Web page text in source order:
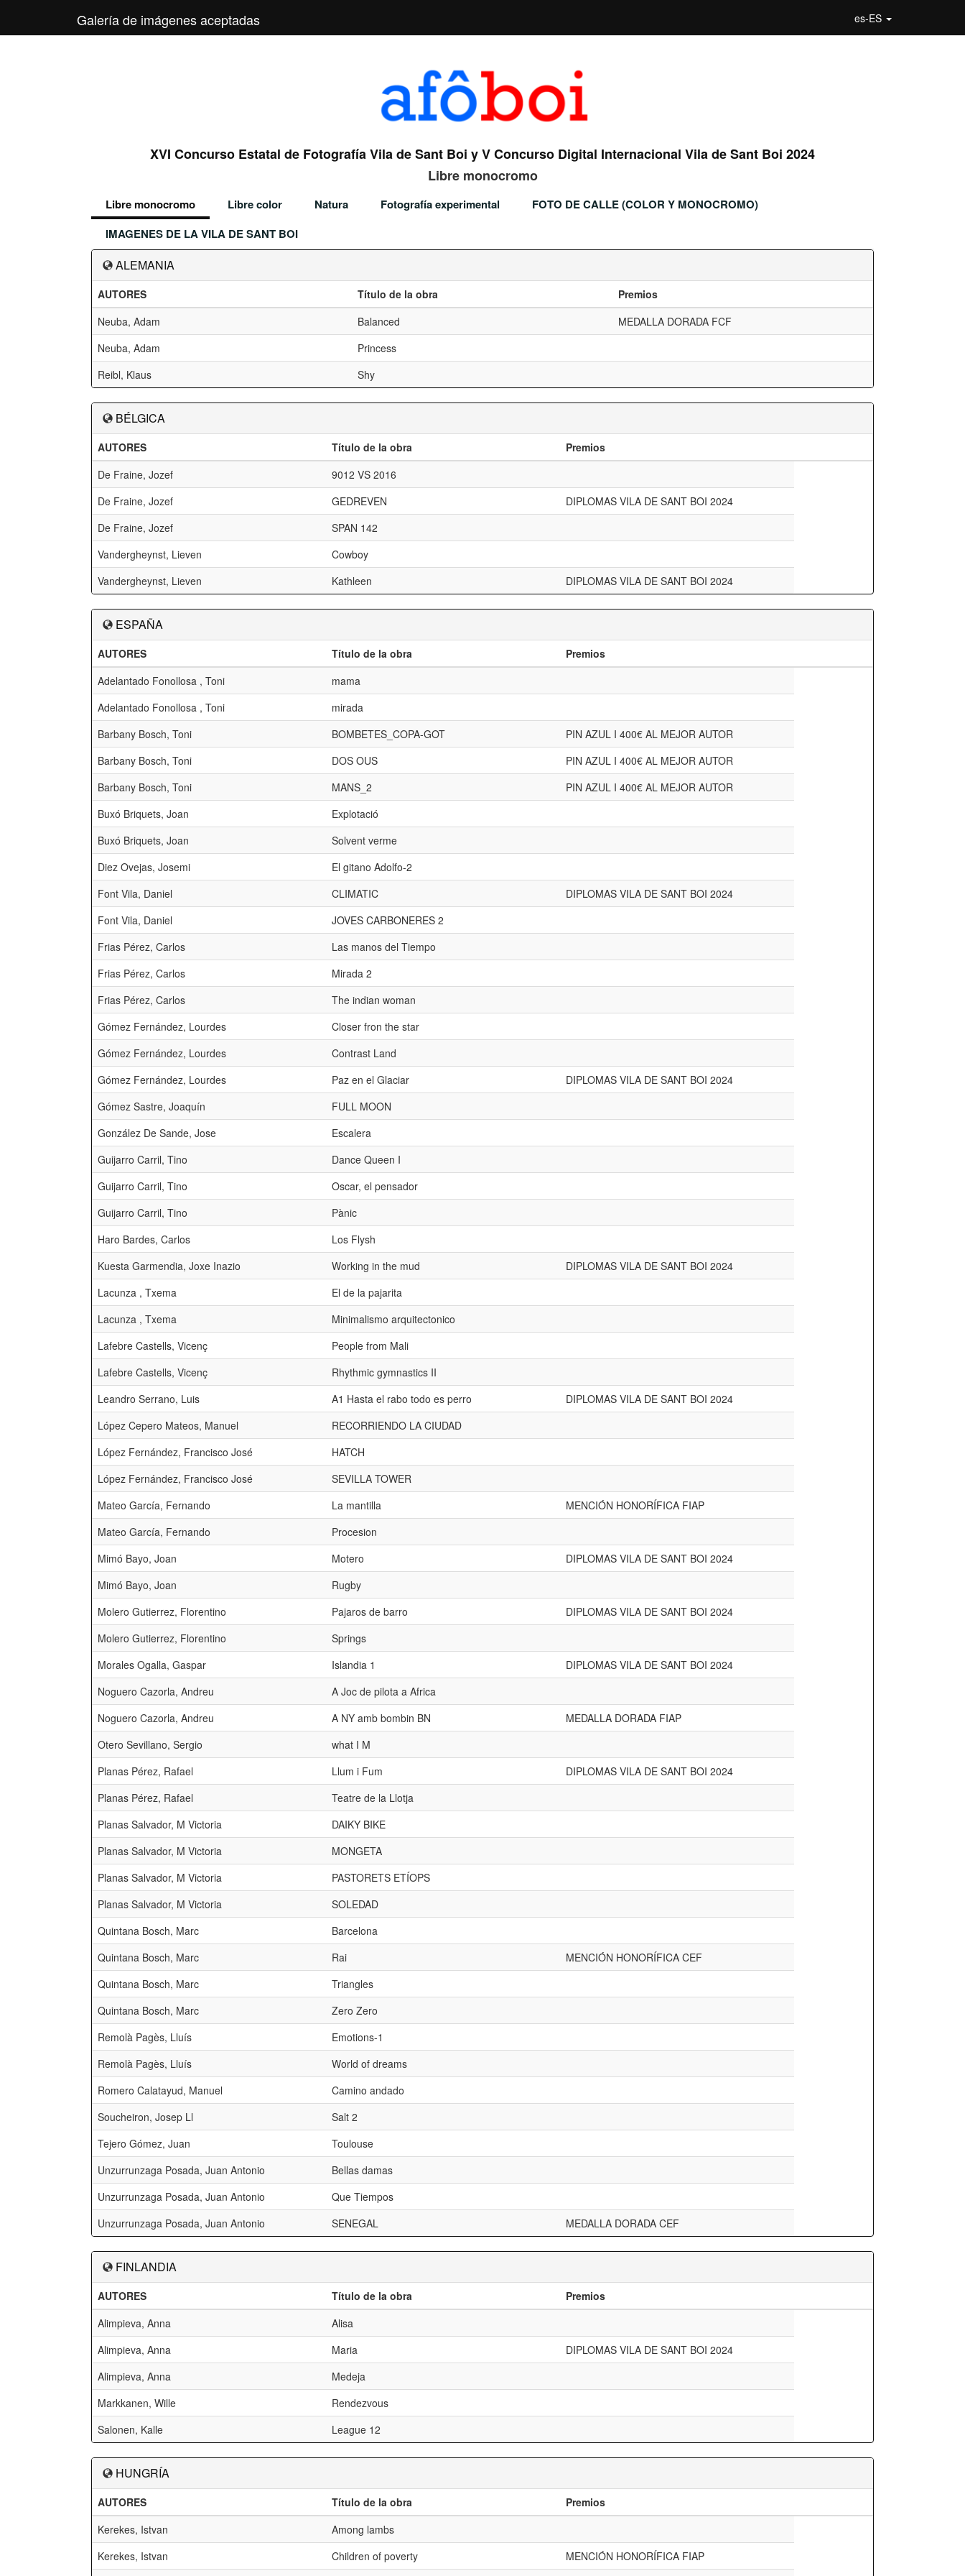
Galería de imágenes aceptadas es-ES
XVI Concurso Estatal de Fotografía Vila de Sant Boi y V Concurso Digital Internacional Vila de Sant Boi 2024
Libre monocromo
Libre monocromo Libre color Natura Fotografía experimental
FOTO DE CALLE (COLOR Y MONOCROMO)
IMAGENES DE LA VILA DE SANT BOI
ALEMANIA
AUTORES Título de la obra
Premios
Neuba, Adam
Balanced
MEDALLA DORADA FCF
Neuba, Adam
Princess
Reibl, Klaus
Shy
BÉLGICA
AUTORES Título de la obra
Premios
De Fraine, Jozef
9012 VS 2016
De Fraine, Jozef
GEDREVEN
DIPLOMAS VILA DE SANT BOI 2024
De Fraine, Jozef
SPAN 142
Vandergheynst, Lieven
Cowboy
Vandergheynst, Lieven
Kathleen DIPLOMAS VILA DE SANT BOI 2024
ESPAÑA
AUTORES Título de la obra
Premios
Adelantado Fonollosa , Toni
mama
Adelantado Fonollosa , Toni
mirada
Barbany Bosch, Toni
BOMBETES_COPA-GOT
PIN AZUL I 400€ AL MEJOR AUTOR
Barbany Bosch, Toni
DOS OUS
PIN AZUL I 400€ AL MEJOR AUTOR
Barbany Bosch, Toni
MANS_2
PIN AZUL I 400€ AL MEJOR AUTOR
Buxó Briquets, Joan
Explotació
Buxó Briquets, Joan
Solvent verme
Diez Ovejas, Josemi
El gitano Adolfo-2
Font Vila, Daniel
CLIMATIC
DIPLOMAS VILA DE SANT BOI 2024
Font Vila, Daniel
JOVES CARBONERES 2
Frias Pérez, Carlos
Las manos del Tiempo
Frias Pérez, Carlos
Mirada 2
Frias Pérez, Carlos
The indian woman
Gómez Fernández, Lourdes
Closer fron the star
Gómez Fernández, Lourdes
Contrast Land
Gómez Fernández, Lourdes
Paz en el Glaciar
DIPLOMAS VILA DE SANT BOI 2024
Gómez Sastre, Joaquín
FULL MOON
González De Sande, Jose
Escalera
Guijarro Carril, Tino
Dance Queen I
Guijarro Carril, Tino
Oscar, el pensador
Guijarro Carril, Tino
Pànic
Haro Bardes, Carlos
Los Flysh
Kuesta Garmendia, Joxe Inazio
Working in the mud
DIPLOMAS VILA DE SANT BOI 2024
Lacunza , Txema
El de la pajarita
Lacunza , Txema
Minimalismo arquitectonico
Lafebre Castells, Vicenç
People from Mali
Lafebre Castells, Vicenç
Rhythmic gymnastics II
Leandro Serrano, Luis
A1 Hasta el rabo todo es perro
DIPLOMAS VILA DE SANT BOI 2024
López Cepero Mateos, Manuel
RECORRIENDO LA CIUDAD
López Fernández, Francisco José
HATCH
López Fernández, Francisco José
SEVILLA TOWER
Mateo García, Fernando
La mantilla
MENCIÓN HONORÍFICA FIAP
Mateo García, Fernando
Procesion
Mimó Bayo, Joan
Motero
DIPLOMAS VILA DE SANT BOI 2024
Mimó Bayo, Joan
Rugby
Molero Gutierrez, Florentino
Pajaros de barro
DIPLOMAS VILA DE SANT BOI 2024
Molero Gutierrez, Florentino
Springs
Morales Ogalla, Gaspar
Islandia 1
DIPLOMAS VILA DE SANT BOI 2024
Noguero Cazorla, Andreu
A Joc de pilota a Africa
Noguero Cazorla, Andreu
A NY amb bombin BN
MEDALLA DORADA FIAP
Otero Sevillano, Sergio
what I M
Planas Pérez, Rafael
Llum i Fum
DIPLOMAS VILA DE SANT BOI 2024
Planas Pérez, Rafael
Teatre de la Llotja
Planas Salvador, M Victoria
DAIKY BIKE
Planas Salvador, M Victoria
MONGETA
Planas Salvador, M Victoria
PASTORETS ETÍOPS
Planas Salvador, M Victoria
SOLEDAD
Quintana Bosch, Marc
Barcelona
Quintana Bosch, Marc
Rai
MENCIÓN HONORÍFICA CEF
Quintana Bosch, Marc
Triangles
Quintana Bosch, Marc
Zero Zero
Remolà Pagès, Lluís
Emotions-1
Remolà Pagès, Lluís
World of dreams
Romero Calatayud, Manuel
Camino andado
Soucheiron, Josep Ll
Salt 2
Tejero Gómez, Juan
Toulouse
Unzurrunzaga Posada, Juan Antonio
Bellas damas
Unzurrunzaga Posada, Juan Antonio
Que Tiempos
Unzurrunzaga Posada, Juan Antonio
SENEGAL MEDALLA DORADA CEF
FINLANDIA
AUTORES Título de la obra
Premios
Alimpieva, Anna
Alisa
Alimpieva, Anna
Maria
DIPLOMAS VILA DE SANT BOI 2024
Alimpieva, Anna
Medeja
Markkanen, Wille
Rendezvous
Salonen, Kalle
League 12
HUNGRÍA
AUTORES Título de la obra
Premios
Kerekes, Istvan
Among lambs
Kerekes, Istvan
Children of poverty
MENCIÓN HONORÍFICA FIAP